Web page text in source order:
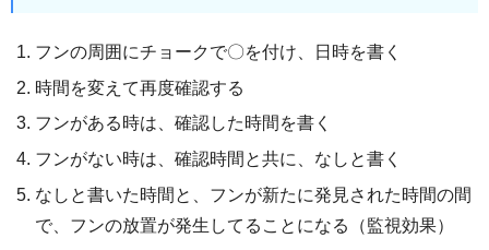
フンの周囲にチョークで〇を付け、日時を書く
時間を変えて再度確認する
フンがある時は、確認した時間を書く
フンがない時は、確認時間と共に、なしと書く
なしと書いた時間と、フンが新たに発見された時間の間
で、フンの放置が発生してることになる（監視効果）